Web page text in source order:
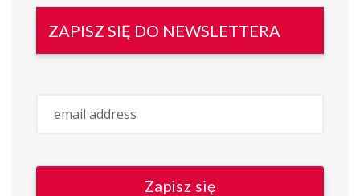
ZAPISZ SIĘ DO NEWSLETTERA